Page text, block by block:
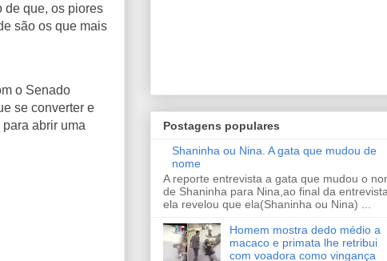
de que, os piores
são os que mais
o Senado
se converter e
abrir uma
Postagens populares
Shaninha ou Nina. A gata que mudou de
nome
A reporte entrevista a gata que mudou o
de Shaninha para Nina,ao final da entrevista
ela revelou que ela(Shaninha ou Nina) ...
Homem mostra dedo médio a
macaco e primata lhe retribui
com voadora como vingança